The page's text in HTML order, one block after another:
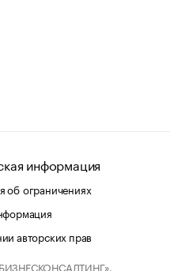
информация
об ограничениях
авторских прав